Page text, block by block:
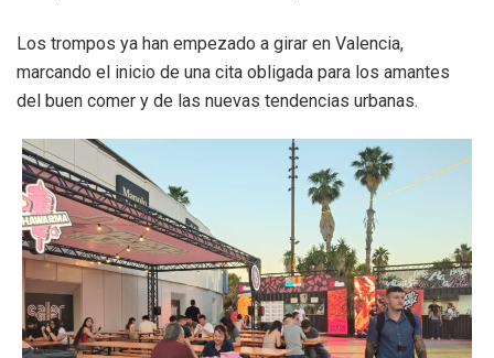
Los trompos ya han empezado a girar en Valencia,
marcando el inicio de una cita obligada para los amantes
del buen comer y de las nuevas tendencias urbanas.